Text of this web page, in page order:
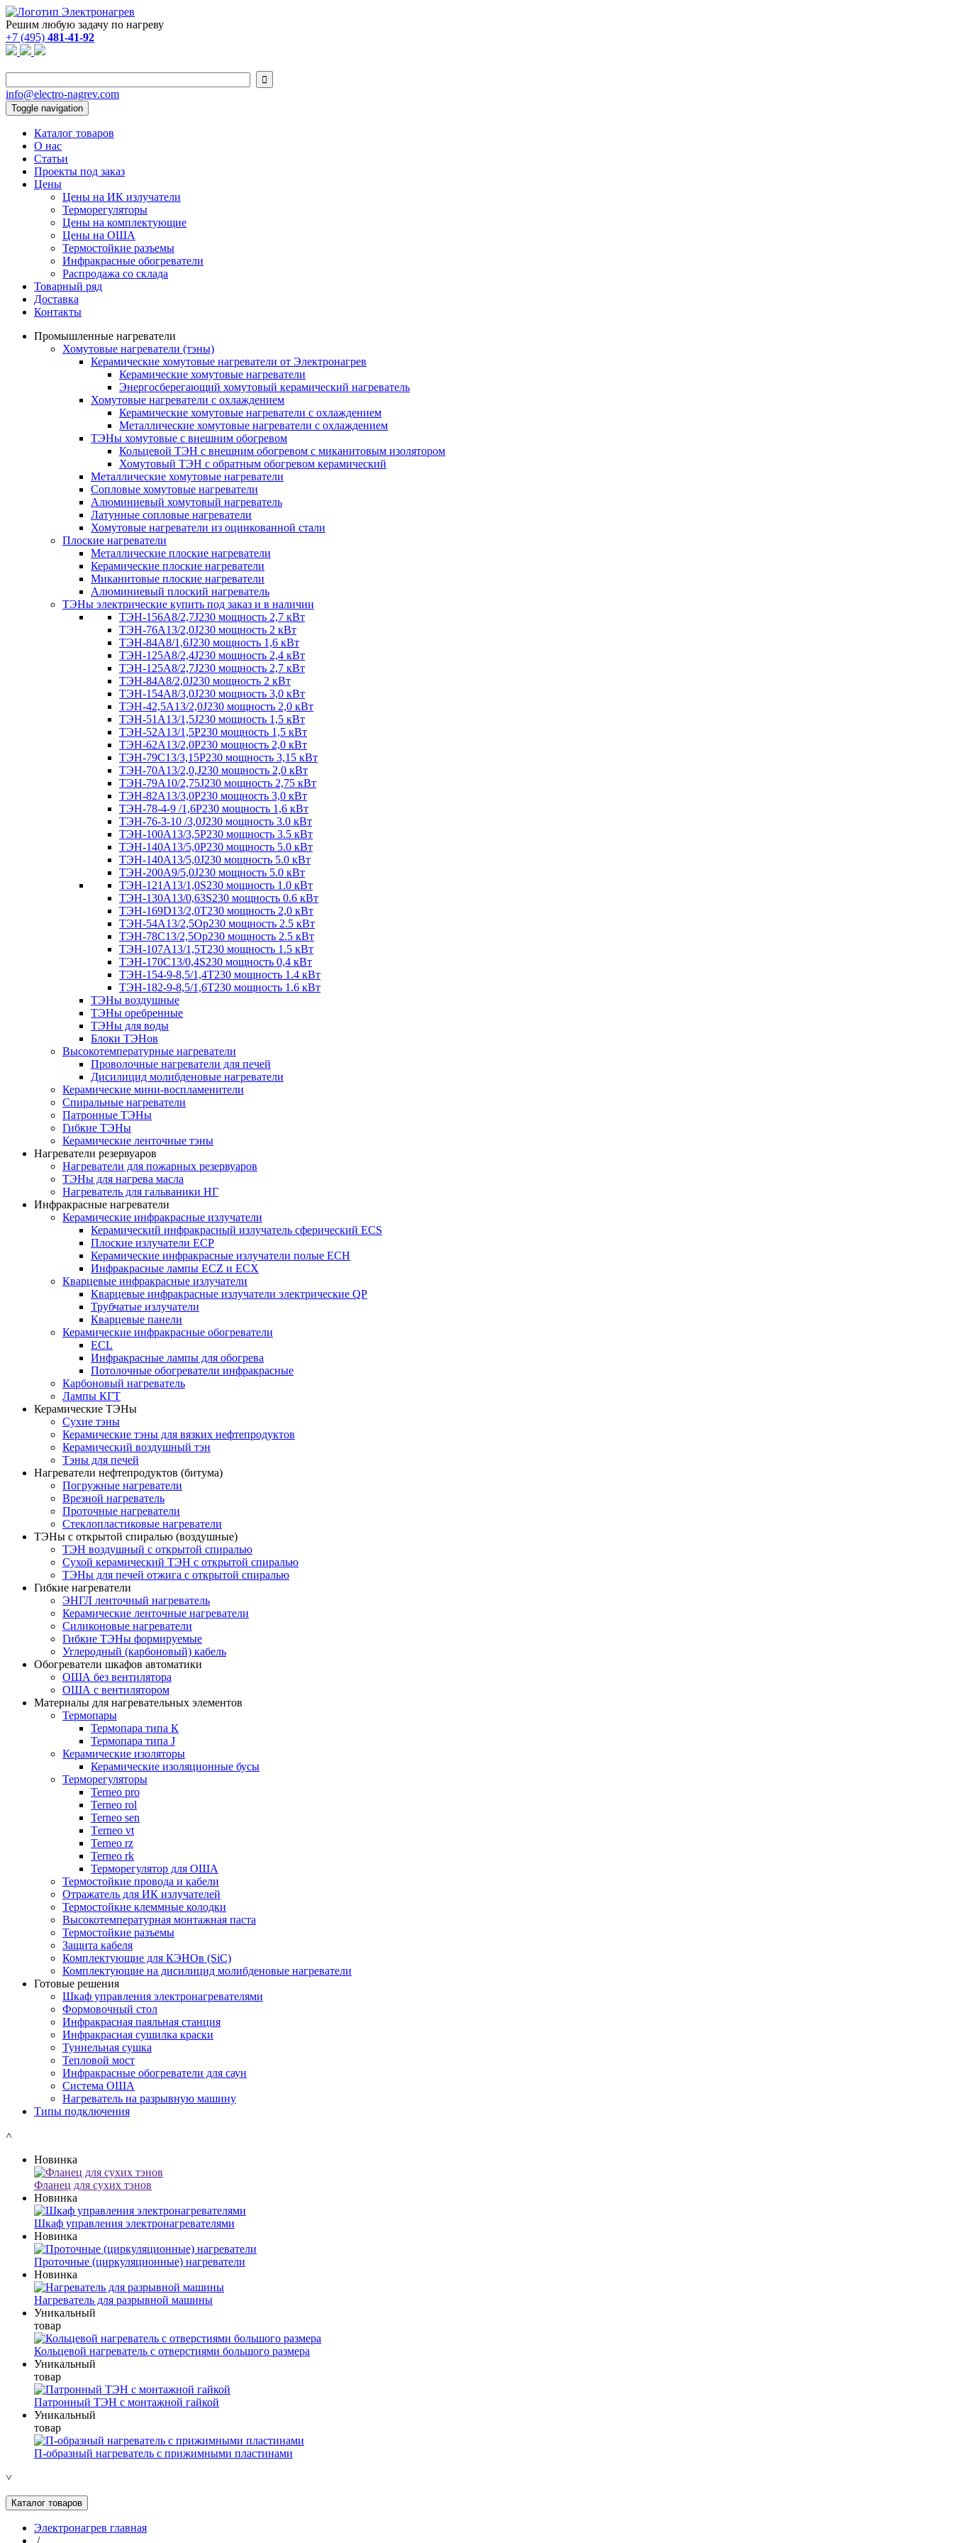
Решим любую задачу по нагреву
+7 (495) 481-41-92

info@electro-nagrev.com
Toggle navigation
Каталог товаров
О нас
Статьи
Проекты под заказ
Цены
Цены на ИК излучатели
Терморегуляторы
Цены на комплектующие
Цены на ОША
Термостойкие разъемы
Инфракрасные обогреватели
Распродажа со склада
Товарный ряд
Доставка
Контакты
Промышленные нагреватели
Хомутовые нагреватели (тэны)
Керамические хомутовые нагреватели от Электронагрев
Керамические хомутовые нагреватели
Энергосберегающий хомутовый керамический нагреватель
Хомутовые нагреватели с охлаждением
Керамические хомутовые нагреватели с охлаждением
Металлические хомутовые нагреватели с охлаждением
ТЭНы хомутовые с внешним обогревом
Кольцевой ТЭН с внешним обогревом с миканитовым изолятором
Хомутовый ТЭН с обратным обогревом керамический
Металлические хомутовые нагреватели
Сопловые хомутовые нагреватели
Алюминиевый хомутовый нагреватель
Латунные сопловые нагреватели
Хомутовые нагреватели из оцинкованной стали
Плоские нагреватели
Металлические плоские нагреватели
Керамические плоские нагреватели
Миканитовые плоские нагреватели
Алюминиевый плоский нагреватель
ТЭНы электрические купить под заказ и в наличии
ТЭН-156А8/2,7J230 мощность 2,7 кВт
ТЭН-76А13/2,0J230 мощность 2 кВт
ТЭН-84А8/1,6J230 мощность 1,6 кВт
ТЭН-125А8/2,4J230 мощность 2,4 кВт
ТЭН-125А8/2,7J230 мощность 2,7 кВт
ТЭН-84А8/2,0J230 мощность 2 кВт
ТЭН-154А8/3,0J230 мощность 3,0 кВт
ТЭН-42,5А13/2,0J230 мощность 2,0 кВт
ТЭН-51А13/1,5J230 мощность 1,5 кВт
ТЭН-52А13/1,5Р230 мощность 1,5 кВт
ТЭН-62А13/2,0Р230 мощность 2,0 кВт
ТЭН-79С13/3,15Р230 мощность 3,15 кВт
ТЭН-70А13/2,0,J230 мощность 2,0 кВт
ТЭН-79А10/2,75J230 мощность 2,75 кВт
ТЭН-82А13/3,0Р230 мощность 3,0 кВт
ТЭН-78-4-9 /1,6P230 мощность 1,6 кВт
ТЭН-76-3-10 /3,0J230 мощность 3.0 кВт
ТЭН-100А13/3,5Р230 мощность 3.5 кВт
ТЭН-140А13/5,0Р230 мощность 5.0 кВт
ТЭН-140А13/5,0J230 мощность 5.0 кВт
ТЭН-200А9/5,0J230 мощность 5.0 кВт
ТЭН-121А13/1,0S230 мощность 1.0 кВт
ТЭН-130А13/0,63S230 мощность 0.6 кВт
ТЭН-169D13/2,0T230 мощность 2,0 кВт
ТЭН-54А13/2,5Ор230 мощность 2.5 кВт
ТЭН-78С13/2,5Ор230 мощность 2.5 кВт
ТЭН-107А13/1,5Т230 мощность 1.5 кВт
ТЭН-170C13/0,4S230 мощность 0,4 кВт
ТЭН-154-9-8,5/1,4Т230 мощность 1.4 кВт
ТЭН-182-9-8,5/1,6Т230 мощность 1.6 кВт
ТЭНы воздушные
ТЭНы оребренные
ТЭНы для воды
Блоки ТЭНов
Высокотемпературные нагреватели
Проволочные нагреватели для печей
Дисилицид молибденовые нагреватели
Керамические мини-воспламенители
Спиральные нагреватели
Патронные ТЭНы
Гибкие ТЭНы
Керамические ленточные тэны
Нагреватели резервуаров
Нагреватели для пожарных резервуаров
ТЭНы для нагрева масла
Нагреватель для гальваники НГ
Инфракрасные нагреватели
Керамические инфракрасные излучатели
Керамический инфракрасный излучатель сферический ECS
Плоские излучатели ECP
Керамические инфракрасные излучатели полые ECH
Инфракрасные лампы ECZ и ECX
Кварцевые инфракрасные излучатели
Кварцевые инфракрасные излучатели электрические QP
Трубчатые излучатели
Кварцевые панели
Керамические инфракрасные обогреватели
ECL
Инфракрасные лампы для обогрева
Потолочные обогреватели инфракрасные
Карбоновый нагреватель
Лампы КГТ
Керамические ТЭНы
Сухие тэны
Керамические тэны для вязких нефтепродуктов
Керамический воздушный тэн
Тэны для печей
Нагреватели нефтепродуктов (битума)
Погружные нагреватели
Врезной нагреватель
Проточные нагреватели
Стеклопластиковые нагреватели
ТЭНы с открытой спиралью (воздушные)
ТЭН воздушный с открытой спиралью
Сухой керамический ТЭН с открытой спиралью
ТЭНы для печей отжига с открытой спиралью
Гибкие нагреватели
ЭНГЛ ленточный нагреватель
Керамические ленточные нагреватели
Силиконовые нагреватели
Гибкие ТЭНы формируемые
Углеродный (карбоновый) кабель
Обогреватели шкафов автоматики
ОША без вентилятора
ОША с вентилятором
Материалы для нагревательных элементов
Термопары
Термопара типа К
Термопара типа J
Керамические изоляторы
Керамические изоляционные бусы
Терморегуляторы
Terneo pro
Terneo rol
Terneo sen
Тerneo vt
Terneo rz
Terneo rk
Терморегулятор для ОША
Термостойкие провода и кабели
Отражатель для ИК излучателей
Термостойкие клеммные колодки
Высокотемпературная монтажная паста
Термостойкие разъемы
Защита кабеля
Комплектующие для КЭНОв (SiC)
Комплектующие на дисилицид молибденовые нагреватели
Готовые решения
Шкаф управления электронагревателями
Формовочный стол
Инфракрасная паяльная станция
Инфракрасная сушилка краски
Туннельная сушка
Тепловой мост
Инфракрасные обогреватели для саун
Система ОША
Нагреватель на разрывную машину
Типы подключения
˄
Новинка
Фланец для сухих тэнов
Новинка
Шкаф управления электронагревателями
Новинка
Проточные (циркуляционные) нагреватели
Новинка
Нагреватель для разрывной машины
Уникальный
товар
Кольцевой нагреватель с отверстиями большого размера
Уникальный
товар
Патронный ТЭН с монтажной гайкой
Уникальный
товар
П-образный нагреватель с прижимными пластинами
˅
Каталог товаров
Электронагрев главная
/